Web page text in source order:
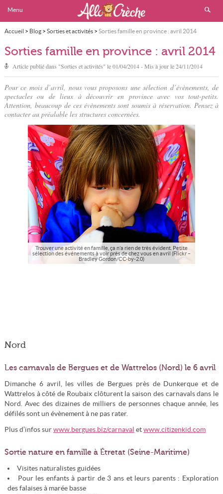
Menu
Accueil > Blog> Sorties et activités> Sorties famille en province : avril 2014
Sorties famille en province : avril 2014
Article publié dans "Sorties et activités" le01/04/2014- Mis à jour le24/11/2014
Pour ce mois d’avril, nous vous proposons une sélection d’évènements, de
spectacles ou de lieux à découvrir en province avec vos tout-petits.
Attention, beaucoup de ces évènements sont soumis à réservation. Pensez à
contacter au préalable les structures concernées.
Trouver une activité en famille, ça n’a rien de très évident. Petite
sélection des événements à voir près de chez vous en avril (Flickr –
Bradley Gordon/CC-by-2.0)
Nord
Les carnavals de Bergues et de Wattrelos (Nord) le 6 avril
Dimanche 6 avril, les villes de Bergues près de Dunkerque et de
Wattrelos à côté de Roubaix clôturent la saison des carnavals dans le
Nord. Avec des dizaines de milliers de personnes chaque année, les
défilés sont un évènement à ne pas rater.
Plus d’infos sur www.bergues.biz/carnaval et www.citizenkid.com
Sortie nature en famille à Étretat (Seine-Maritime)
Visites naturalistes guidées
Pour les enfants à partir de 3 ans et leurs parents : Exploration
des falaises à marée basse